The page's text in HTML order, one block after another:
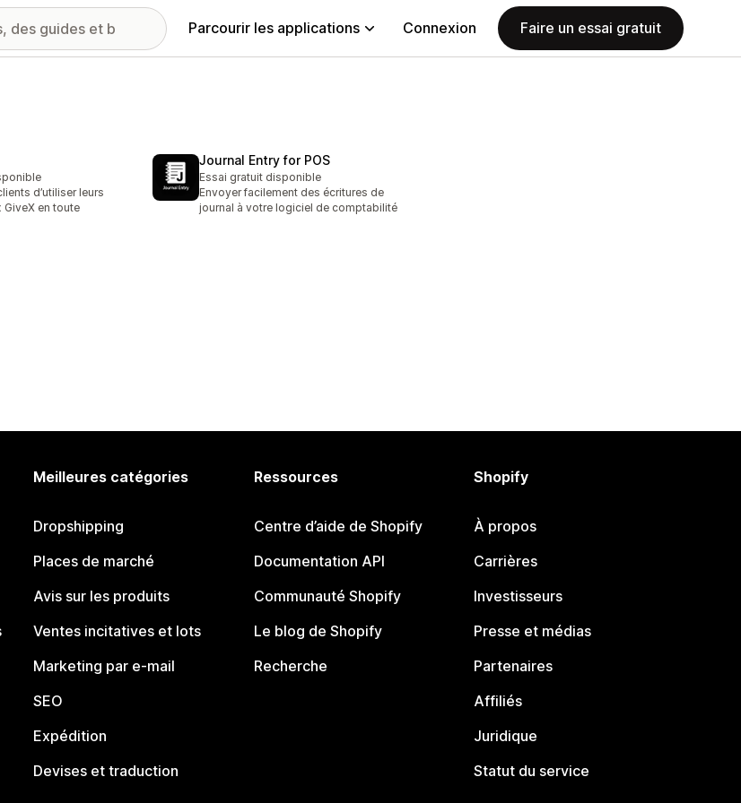
Parcourir les applications Connexion Faire un essai gratuit
d’utiliser leurs
en toute
Journal Entry for POS
Essai gratuit disponible
Envoyer facilement des écritures de
journal à votre logiciel de comptabilité
Meilleures catégories
Dropshipping
Places de marché
Avis sur les produits
Ventes incitatives et lots
Marketing par e-mail
SEO
Expédition
Devises et traduction
Ressources
Centre d’aide de Shopify
Documentation API
Communauté Shopify
Le blog de Shopify
Recherche
Shopify
À propos
Carrières
Investisseurs
Presse et médias
Partenaires
Affiliés
Juridique
Statut du service